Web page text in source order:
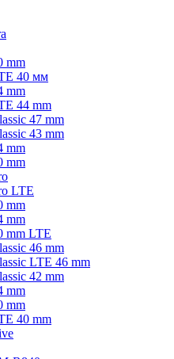
mm
40 мм
mm
44 mm
47 mm
43 mm
mm
mm
LTE
mm
mm
mm LTE
46 mm
LTE 46 mm
42 mm
mm
mm
40 mm